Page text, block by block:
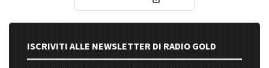
ISCRIVITI ALLE NEWSLETTER DI RADIO GOLD